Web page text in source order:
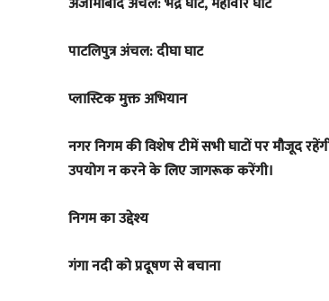
पाटलिपुत्र अंचल: दीघा घाट
प्लास्टिक मुक्त अभियान
नगर निगम की विशेष टीमें सभी घाटों पर मौजूद
उपयोग न करने के लिए जागरूक करेंगी।
निगम का उद्देश्य
गंगा नदी को प्रदूषण से बचाना